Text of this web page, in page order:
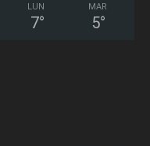
LUN
7°
MAR
5°